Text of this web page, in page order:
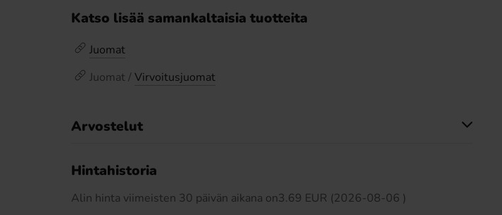
Katso lisää samankaltaisia tuotteita
Juomat
Juomat / Virvoitusjuomat
Arvostelut
Hintahistoria
Alin hinta viimeisten 30 päivän aikana on3.69 EUR (2026-08-06 )